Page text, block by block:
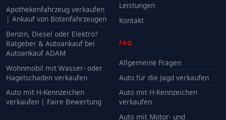
Apothekenfahrzeug verkaufen
| Ankauf von Botenfahrzeugen
Benzin, Diesel oder Elektro?
Ratgeber & Autoankauf bei
Autoankauf ADAM
Wohnmobil mit Wasser- oder
Hagelschaden verkaufen
Auto mit H-Kennzeichen
verkaufen | Faire Bewertung
Leistungen
Kontakt
FAQ
Allgemeine Fragen
Auto für die Jagd verkaufen
Auto mit H-Kennzeichen
verkaufen
Auto mit Motor- und